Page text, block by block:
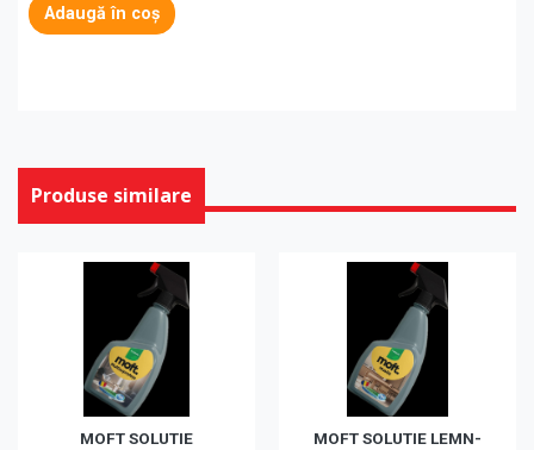
Adaugă în coș
Produse similare
MOFT SOLUTIE
MOFT SOLUTIE LEMN-